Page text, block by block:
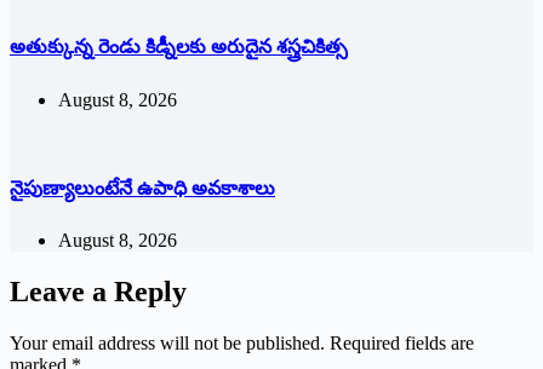
అతుక్కున్న రెండు కిడ్నీలకు అరుదైన శస్త్రచికిత్స
August 8, 2026
నైపుణ్యాలుంటేనే ఉపాధి అవకాశాలు
August 8, 2026
Leave a Reply
Your email address will not be published. Required fields are
marked *